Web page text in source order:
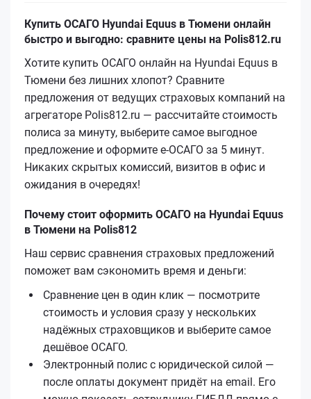
Купить ОСАГО Hyundai Equus в Тюмени онлайн
быстро и выгодно: сравните цены на Polis812.ru
Хотите купить ОСАГО онлайн на Hyundai Equus в
Тюмени без лишних хлопот? Сравните
предложения от ведущих страховых компаний на
агрегаторе Polis812.ru — рассчитайте стоимость
полиса за минуту, выберите самое выгодное
предложение и оформите е‑ОСАГО за 5 минут.
Никаких скрытых комиссий, визитов в офис и
ожидания в очередях!
Почему стоит оформить ОСАГО на Hyundai Equus
в Тюмени на Polis812
Наш сервис сравнения страховых предложений
поможет вам сэкономить время и деньги:
Сравнение цен в один клик — посмотрите
стоимость и условия сразу у нескольких
надёжных страховщиков и выберите самое
дешёвое ОСАГО.
Электронный полис с юридической силой —
после оплаты документ придёт на email. Его